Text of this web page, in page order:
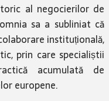
al negocierilor de
sa a subliniat că
instituțională,
prin care specialiștii
acumulată de
europene.